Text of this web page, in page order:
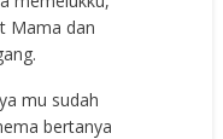
Mama dan
mu sudah
bertanya